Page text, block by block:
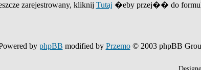
zarejestrowany, kliknij Tutaj �eby przej�� do
by phpBB modified by Przemo© 2003 phpBB